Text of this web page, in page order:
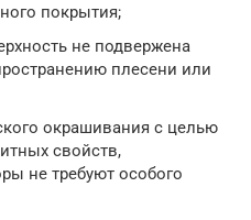
покрытия;
не подвержена
плесени или
окрашивания с целью
свойств,
не требуют особого